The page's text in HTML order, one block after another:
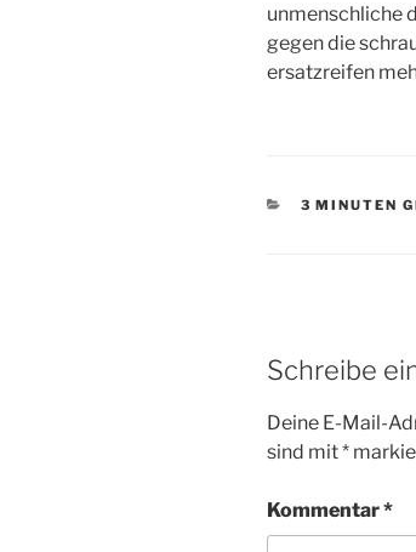
unmenschliche
gegen die
ersatzreifen
KATEGORIEN
3 MINUTEN
Schreibe
Deine E-Mail-
sind mit*
Kommentar*